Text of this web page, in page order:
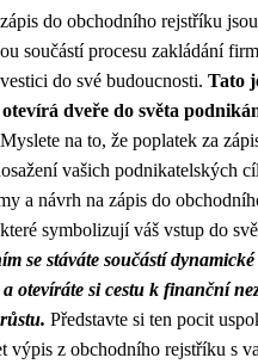
do obchodního rejstříku
součástí procesu zakládání
do své budoucnosti. Tato
dveře do světa
Myslete na to, že poplatek za
vašich podnikatelských
a návrh na zápis do
symbolizují váš vstup do
se stáváte součástí
otevíráte si cestu k finanční
Představte si ten pocit
výpis z obchodního rejstříku s